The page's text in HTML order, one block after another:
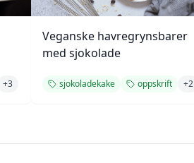
+3
Veganske havregrynsbarer
med sjokolade
sjokoladekake oppskrift +2